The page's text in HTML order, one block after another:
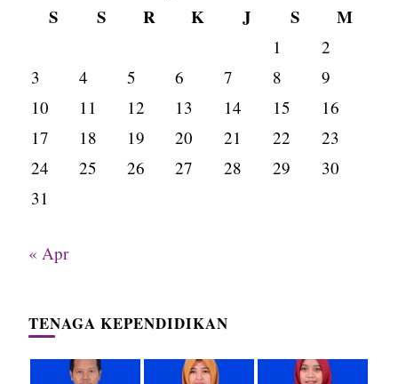
S S R K J S M
1
2
3
4 5 6 7 8
9
10
11 12 13 14 15
16
17
18 19 20 21 22
23
24
25 26 27 28 29
30
31
« Apr
TENAGA KEPENDIDIKAN